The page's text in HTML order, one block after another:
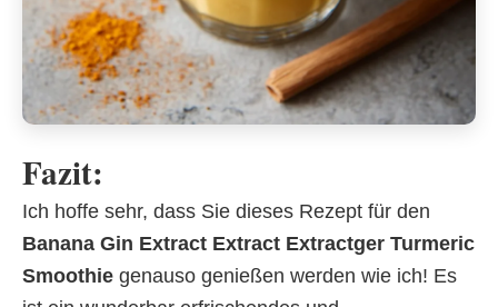
Fazit:
Ich hoffe sehr, dass Sie dieses Rezept für den
Banana Gin Extract Extract Extractger Turmeric
Smoothie genauso genießen werden wie ich! Es